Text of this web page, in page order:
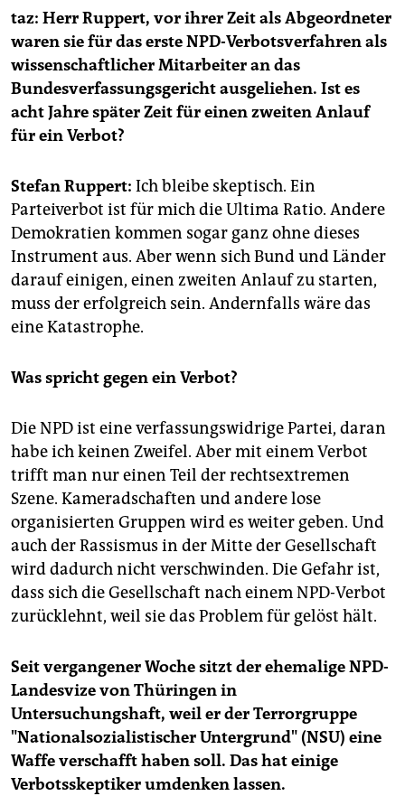
abo
genossenschaft
epaper login
taz: Herr Ruppert, vor ihrer Zeit als Abgeordneter
waren sie für das erste NPD-Verbotsverfahren als
wissenschaftlicher Mitarbeiter an das
Bundesverfassungsgericht ausgeliehen. Ist es
acht Jahre später Zeit für einen zweiten Anlauf
für ein Verbot?
Stefan Ruppert: Ich bleibe skeptisch. Ein
Parteiverbot ist für mich die Ultima Ratio. Andere
Demokratien kommen sogar ganz ohne dieses
Instrument aus. Aber wenn sich Bund und Länder
darauf einigen, einen zweiten Anlauf zu starten,
muss der erfolgreich sein. Andernfalls wäre das
eine Katastrophe.
Was spricht gegen ein Verbot?
Die NPD ist eine verfassungswidrige Partei, daran
habe ich keinen Zweifel. Aber mit einem Verbot
trifft man nur einen Teil der rechtsextremen
Szene. Kameradschaften und andere lose
organisierten Gruppen wird es weiter geben. Und
auch der Rassismus in der Mitte der Gesellschaft
wird dadurch nicht verschwinden. Die Gefahr ist,
dass sich die Gesellschaft nach einem NPD-Verbot
zurücklehnt, weil sie das Problem für gelöst hält.
Seit vergangener Woche sitzt der ehemalige NPD-
Landesvize von Thüringen in
Untersuchungshaft, weil er der Terrorgruppe
"Nationalsozialistischer Untergrund" (NSU) eine
Waffe verschafft haben soll. Das hat einige
Verbotsskeptiker umdenken lassen.